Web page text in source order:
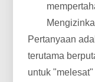
Pertanyaan
terutama
untuk